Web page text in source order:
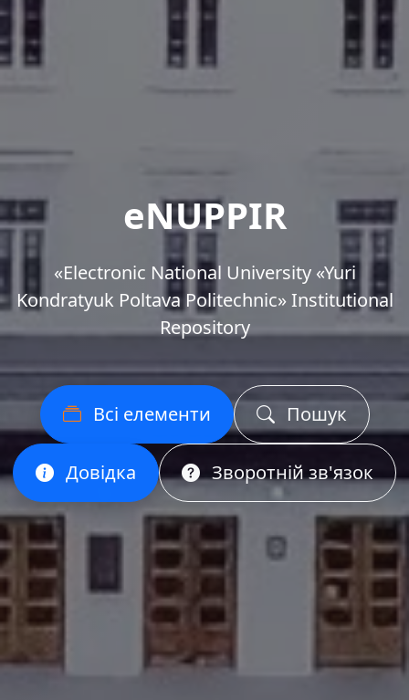
eNUPPIR
«Еlectronic National University «Yuri
Kondratyuk Poltava Politechnic» Institutional
Repository
Всі елементи Пошук
Довідка Зворотній зв'язок